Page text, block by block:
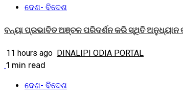
ଦେଶ- ବିଦେଶ
ବନ୍ୟା ପ୍ରଭାବିତ ଅଞ୍ଚଳ ପରିଦର୍ଶନ କରି ସ୍ଥିତି ଅନୁଧ୍ୟାନ
11 hours ago DINALIPI ODIA PORTAL
1 min read
ଦେଶ- ବିଦେଶ